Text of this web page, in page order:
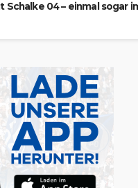
Schalke 04 – einmal sogar